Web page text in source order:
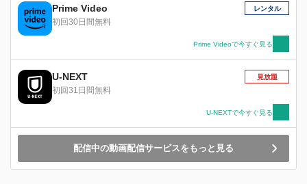
への恋心を募らせていく。やがてそれは、彼女を
奪い合う、兄弟たちの衝突へと発展して…。
Prime Video
初回30日間無料
レンタル
Prime Videoで今すぐ見る
U-NEXT
初回31日間無料
見放題
U-NEXTで今すぐ見る
配信中の動画配信サービスをもっと見る